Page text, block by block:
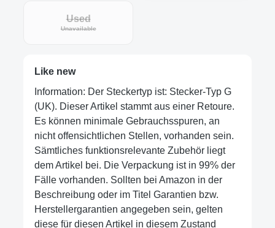
Used
Unavailable
Like new
Information: Der Steckertyp ist: Stecker-Typ G
(UK). Dieser Artikel stammt aus einer Retoure.
Es können minimale Gebrauchsspuren, an
nicht offensichtlichen Stellen, vorhanden sein.
Sämtliches funktionsrelevante Zubehör liegt
dem Artikel bei. Die Verpackung ist in 99% der
Fälle vorhanden. Sollten bei Amazon in der
Beschreibung oder im Titel Garantien bzw.
Herstellergarantien angegeben sein, gelten
diese für diesen Artikel in diesem Zustand